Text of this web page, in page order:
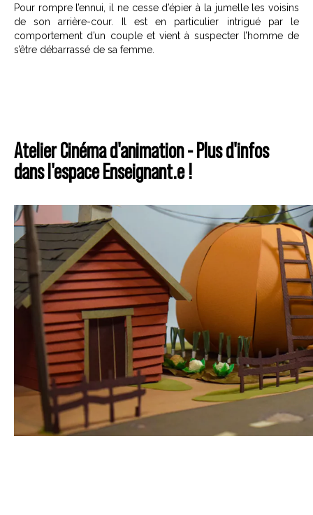
Pour rompre l’ennui, il ne cesse d’épier à la jumelle les voisins
de son arrière-cour. Il est en particulier intrigué par le
comportement d’un couple et vient à suspecter l’homme de
s’être débarrassé de sa femme.
Atelier Cinéma d'animation - Plus d'infos
dans l'espace Enseignant.e !